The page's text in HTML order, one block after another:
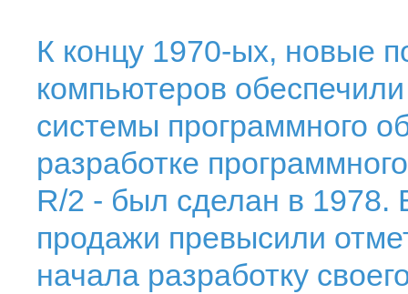
К концу 1970-ых, новые
компьютеров
системы программного
разработке
R/2 - был сделан в 1978.
продажи превысили
начала разработку